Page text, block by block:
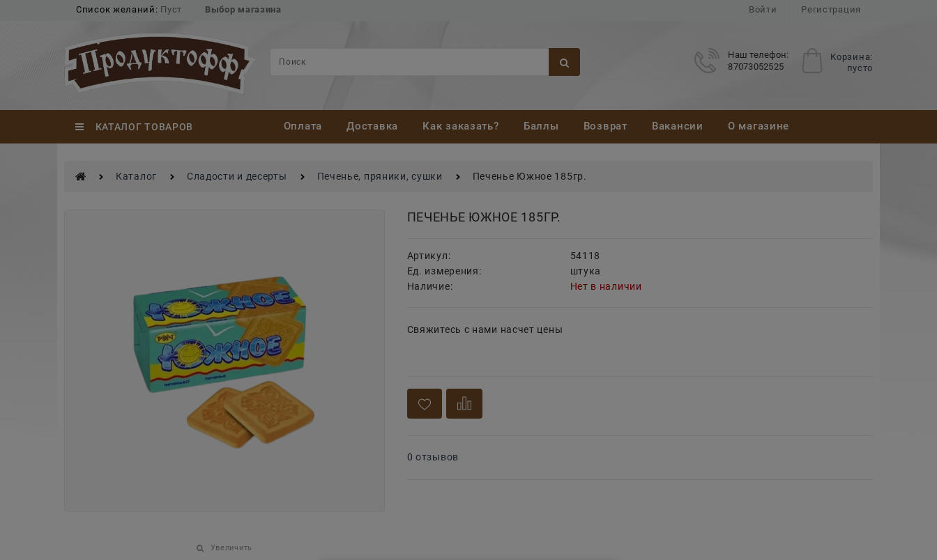
Список желаний: Пуст Выбор магазина Войти Регистрация
Корзина:
пусто
Наш телефон:
87073052525
КАТАЛОГ ТОВАРОВ Оплата Доставка Как заказать? Баллы Возврат Вакансии О магазине
Каталог Сладости и десерты Печенье, пряники, сушки Печенье Южное 185гр.
Увеличить
ПЕЧЕНЬЕ ЮЖНОЕ 185ГР.
Артикул:
54118
Ед. измерения:
штука
Наличие:
Нет в наличии
Свяжитесь с нами насчет цены
0 отзывов